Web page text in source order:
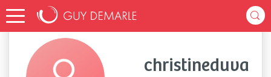
Accueil christineduval
christineduva